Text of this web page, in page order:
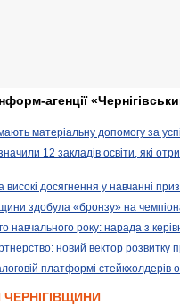
агенції
матеріальну допомогу за
12 закладів освіти, які
високі досягнення у навчанні
здобула «бронзу» на
навчального року: нарада з
новий вектор розвитку
платформі